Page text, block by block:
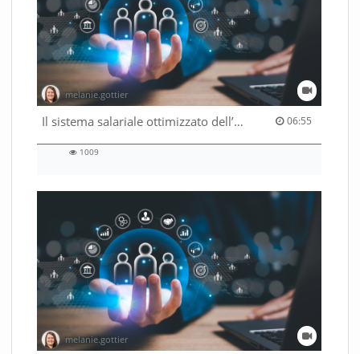
melanie.gottier
Il sistema salariale ottimizzato dell’Amministrazione federale 06:55
06:55 duration
1009
melanie.gottier